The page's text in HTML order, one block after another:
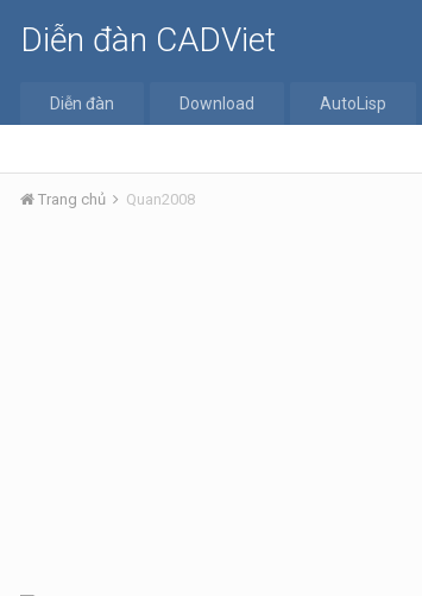
Diễn đàn CADViet
Diễn đàn Download AutoLisp
Trang chủ Quan2008